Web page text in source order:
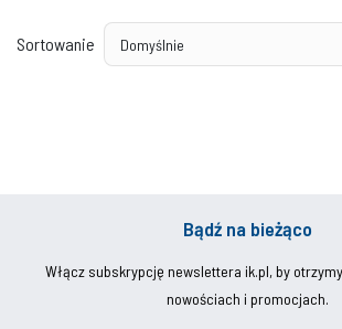
Sortowanie
Bądź na bieżąco
Włącz subskrypcję newslettera ik.pl, by
nowościach i promocjach.